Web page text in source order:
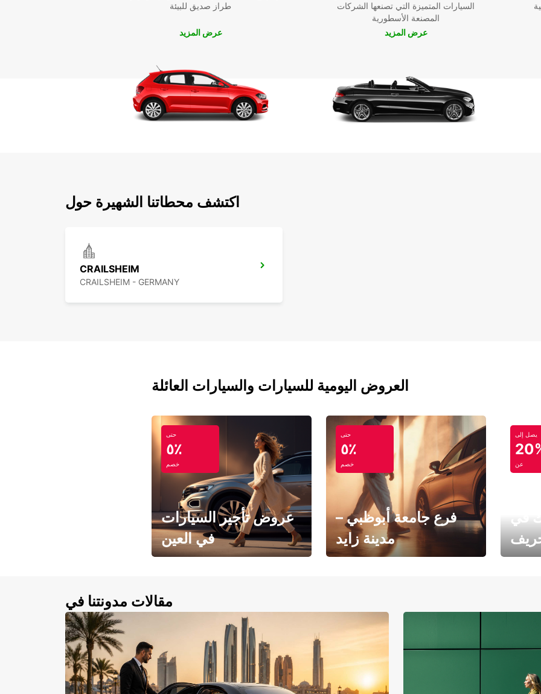
طراز صديق للبيئة
عرض المزيد
السيارات المتميزة التي تصنعها الشركات
المصنعة الأسطورية
عرض المزيد
اكتشف محطاتنا الشهيرة حول
CRAILSHEIM
CRAILSHEIM - GERMANY
العروض اليومية للسيارات والسيارات العائلة
حتى
٥٪
خصم
عروض تأجير السيارات
في العين
حتى
٥٪
خصم
فرع جامعة أبوظبي –
مدينة زايد
يصل إلى
عن
مقالات مدونتنا في